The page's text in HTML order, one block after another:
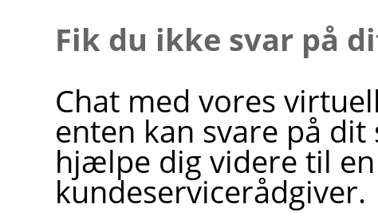
Fik du ikke svar på
Chat med vores
enten kan svare på
hjælpe dig videre til en
kundeservicerådgiver.